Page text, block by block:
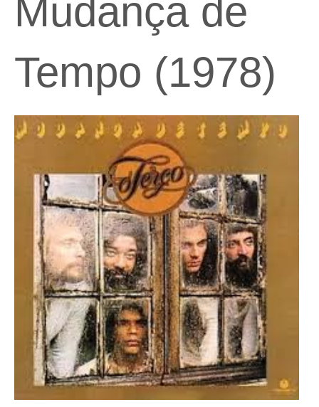
Mudança de
Tempo (1978)